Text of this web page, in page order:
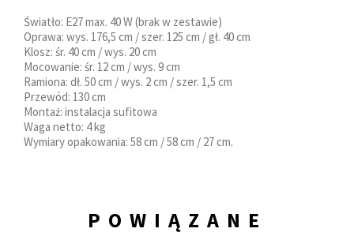
Światło: E27 max. 40 W (brak w zestawie)
Oprawa: wys. 176,5 cm / szer. 125 cm / gł. 40 cm
Klosz: śr. 40 cm / wys. 20 cm
Mocowanie: śr. 12 cm / wys. 9 cm
Ramiona: dł. 50 cm / wys. 2 cm / szer. 1,5 cm
Przewód: 130 cm
Montaż: instalacja sufitowa
Waga netto: 4 kg
Wymiary opakowania: 58 cm / 58 cm / 27 cm.
POWIĄZANE